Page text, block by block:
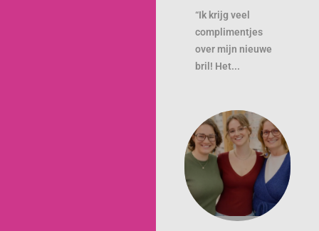
“Ik krijg veel
complimentjes
over mijn nieuwe
bril! Het...